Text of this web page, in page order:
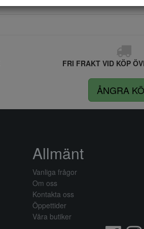
FRI FRAKT VID KÖP
ÅNGRA
Allmänt
Vanliga frågor
Om oss
Kontakta oss
Öppettider
Våra butiker